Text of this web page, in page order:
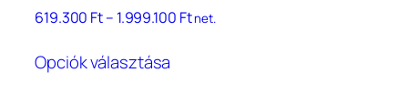
619.300 Ft– 1.999.100 FtÁrtartomány:
net.
Opciók választása